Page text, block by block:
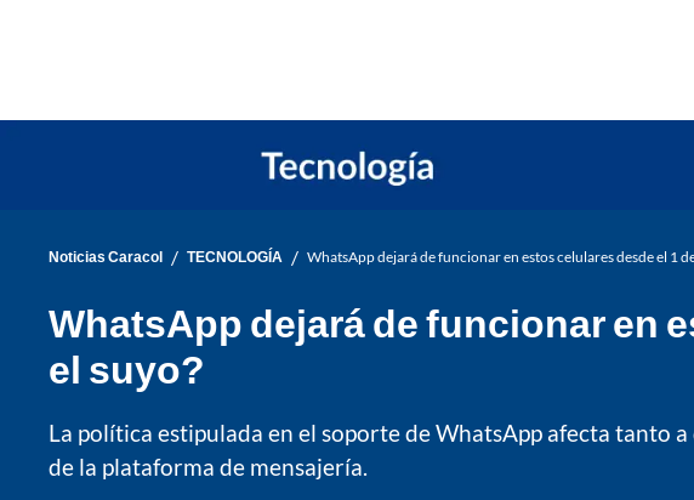
Noticias Caracol / TECNOLOGÍA / WhatsApp dejará de funcionar en estos celulares desde el 1
WhatsApp dejará de funcionar en
el suyo?
La política estipulada en el soporte de WhatsApp afecta tanto
de la plataforma de mensajería.